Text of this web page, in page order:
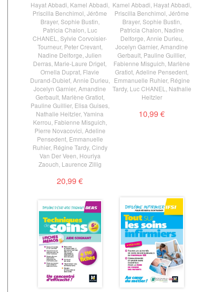
Hayat Abbadi Kamel Abbadi
Priscilla Benchimol Jérôme
Brayer, Sophie Bustin
Patricia Chalon Luc
CHANEL
Sylvie Corvoisier-
Tourneur, Peter Crevant,
Nadine Delforge Julien
Derras Marie-Laure Driget
Ornella Duprat Flavie
Durand-Dubief, Annie Durieu
Jocelyn Garnier, Amandine
Gerbault, Marlène Gratiot,
Pauline Guillier, Elisa Guises,
Nathalie Heitzler, Yamina
Kerrou Fabienne Misguich
Pierre Novacovici Adeline
Pensedent, Emmanuelle
Ruhier, Régine Tardy, Cindy
Van Der Veen Houriya
Zaouch Laurence Zillig
20,99 €
Kamel Abbadi Hayat Abbadi
Priscilla Benchimol Jérôme
Brayer, Sophie Bustin
Patricia Chalon Nadine
Delforge Annie Durieu
Jocelyn Garnier, Amandine
Gerbault Pauline Guillier,
Fabienne Misguich Marlène
Gratiot Adeline Pensedent
Emmanuelle Ruhier, Régine
Tardy, Luc CHANEL
Nathalie
Heitzler
10,99 €